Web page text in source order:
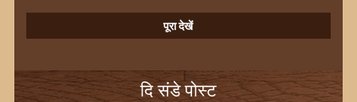
पूरा देखें
दि संडे पोस्ट